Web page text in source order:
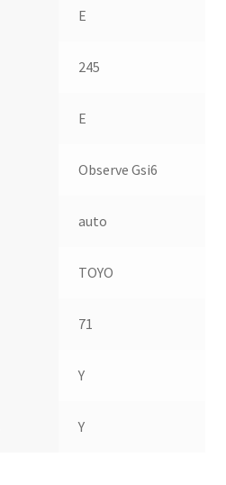
E
245
E
Observe Gsi6
auto
TOYO
71
Y
Y